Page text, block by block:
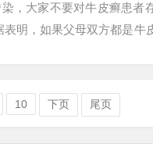
，大家不要对牛皮癣患者
明，如果父母双方都是牛
10 下页 尾页